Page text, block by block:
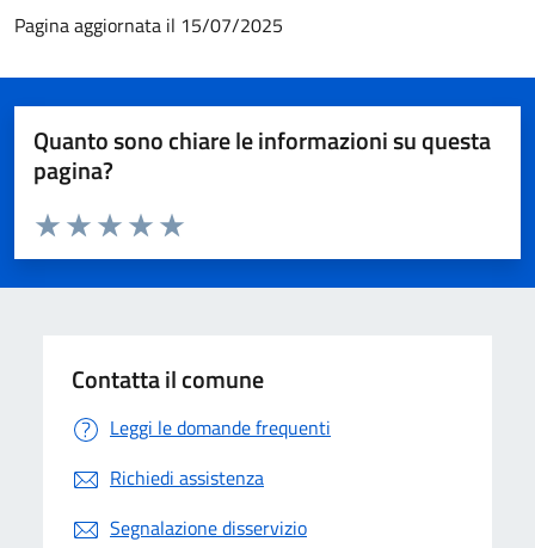
Pagina aggiornata il 15/07/2025
Quanto sono chiare le informazioni su questa
pagina?
Valuta da 1 a 5 stelle la pagina
Valuta 5 stelle su 5
Valuta 4 stelle su 5
Valuta 3 stelle su 5
Valuta 2 stelle su 5
Valuta 1 stelle su 5
Contatta il comune
Leggi le domande frequenti
Richiedi assistenza
Segnalazione disservizio